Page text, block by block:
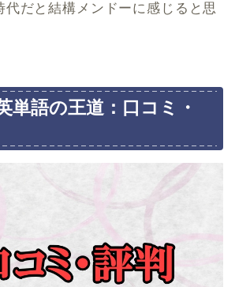
代だと結構メンドーに感じると思
単語の王道：口コミ・